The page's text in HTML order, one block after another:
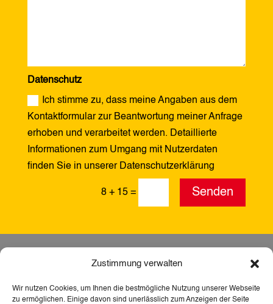
Zustimmung verwalten
Wir nutzen Cookies, um Ihnen die bestmögliche Nutzung unserer Webseite
zu ermöglichen. Einige davon sind unerlässlich zum Anzeigen der Seite
Datenschutz
Ich stimme zu, dass meine Angaben aus dem
Kontaktformular zur Beantwortung meiner Anfrage
erhoben und verarbeitet werden. Detaillierte
Informationen zum Umgang mit Nutzerdaten
finden Sie in unserer Datenschutzerklärung
8 + 15 = Senden